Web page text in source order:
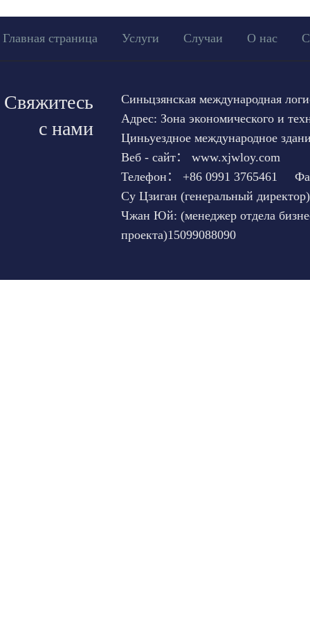
Главная страница Услуги Случаи О нас
Свяжитесь
с нами
Синьцзянская международная
Адрес: Зона экономического и
Циньуездное международное
Веб - сайт： www.xjwloy.com
Телефон： +86 0991 3765461
Су Цзиган (генеральный
Чжан Юй: (менеджер отдела
проекта)15099088090